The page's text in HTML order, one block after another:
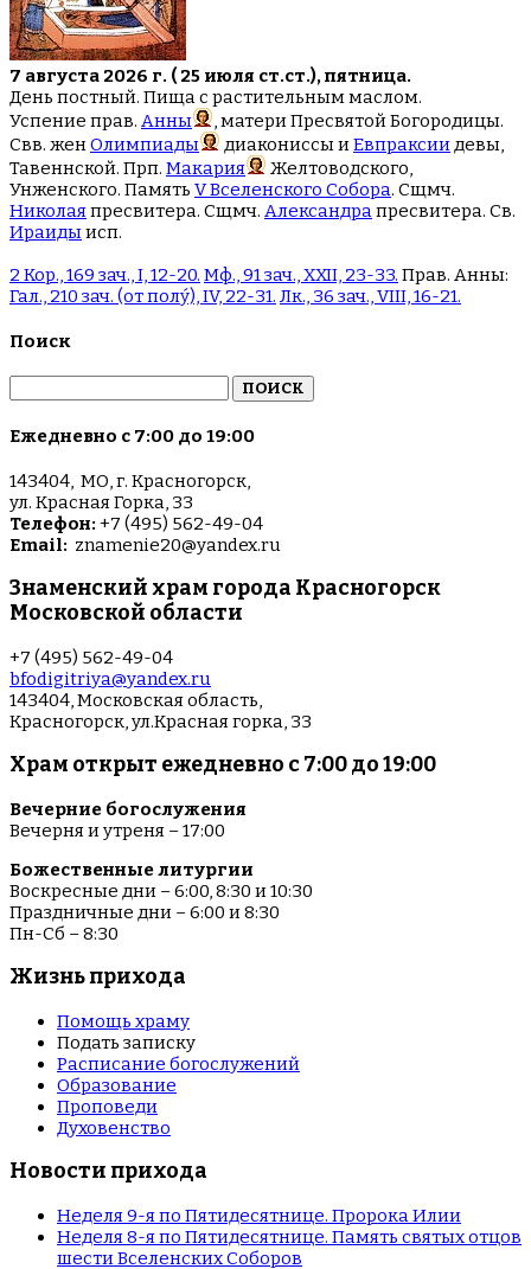
7 августа 2026 г. ( 25 июля ст.ст.), пятница.
День постный. Пища с растительным маслом.
Успение прав. Анны
, матери Пресвятой Богородицы.
Свв. женОлимпиады диакониссы иЕвпраксиидевы,
Тавеннской. Прп. Макария
Желтоводского,
Унженского. Память V Вселенского Собора. Сщмч.
Николаяпресвитера. Сщмч. Александрапресвитера. Св.
Ираидыисп.
2 Кор., 169 зач., I, 12-20. Мф., 91 зач., XXII, 23-33. Прав. Анны:
Гал., 210 зач. (от полу́), IV, 22-31. Лк., 36 зач., VIII, 16-21.
Поиск
Ежедневно с 7:00 до 19:00
143404, МО, г. Красногорск,
ул. Красная Горка, 33
Телефон: +7 (495) 562-49-04
Email: znamenie20@yandex.ru
Знаменский храм города Красногорск
Московской области
+7 (495) 562-49-04
bfodigitriya@yandex.ru
143404, Московская область,
Красногорск, ул.Красная горка, 33
Храм открыт ежедневно с 7:00 до 19:00
Вечерние богослужения
Вечерня и утреня – 17:00
Божественные литургии
Воскресные дни – 6:00, 8:30 и 10:30
Праздничные дни – 6:00 и 8:30
Пн-Сб – 8:30
Жизнь прихода
Помощь храму
Подать записку
Расписание богослужений
Образование
Проповеди
Духовенство
Новости прихода
Неделя 9-я по Пятидесятнице. Пророка Илии
Неделя 8-я по Пятидесятнице. Память святых отцов
шести Вселенских Соборов